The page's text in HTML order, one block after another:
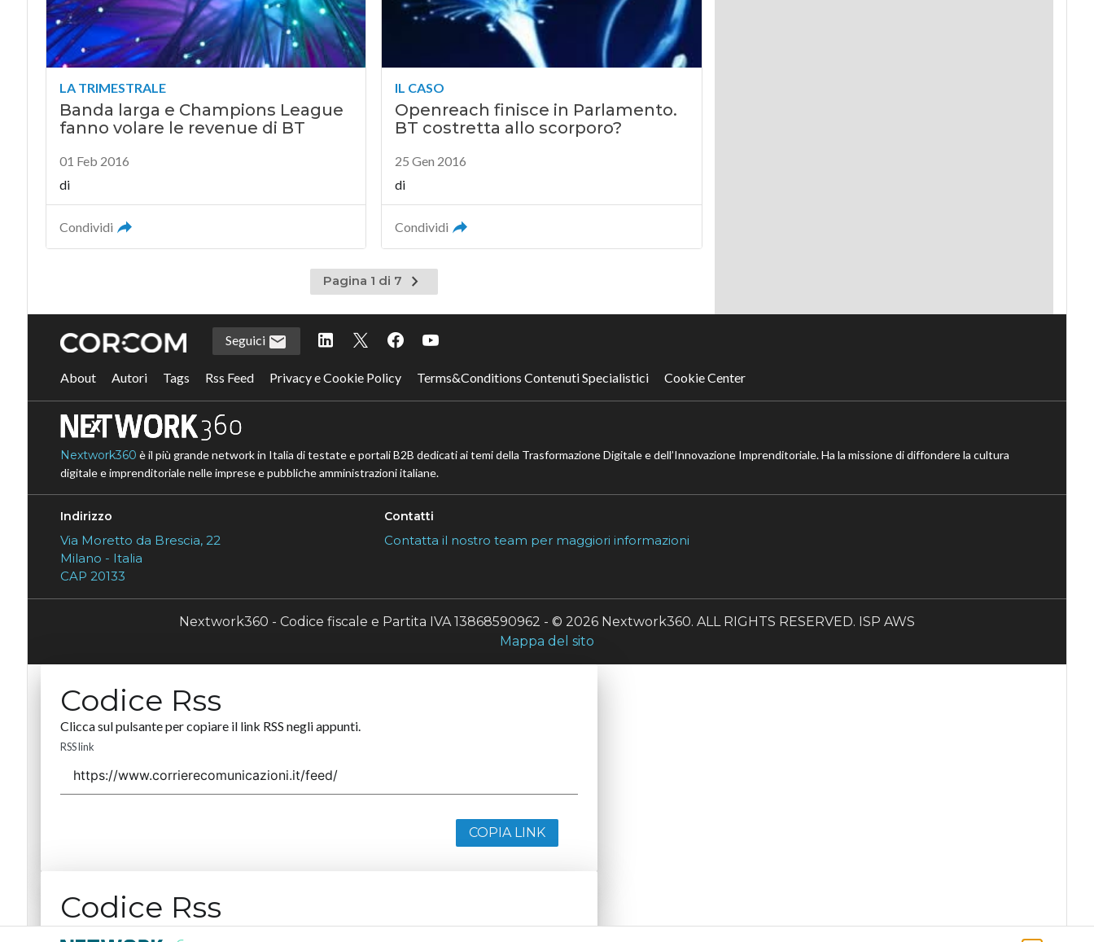
LA TRIMESTRALE
Banda larga e Champions League
fanno volare le revenue di BT
01 Feb 2016
di
Condividi
IL CASO
Openreach finisce in Parlamento.
BT costretta allo scorporo?
25 Gen 2016
di
Condividi
Pagina 1 di 7
Pagina
successiva
Seguici
About Autori Tags Rss Feed Privacy e Cookie Policy Terms&Conditions Contenuti Specialistici Cookie Center
Nextwork360 è il più grande network in Italia di testate e portali B2B dedicati ai temi della Trasformazione Digitale e dell’Innovazione Imprenditoriale. Ha la missione di diffondere la cultura
digitale e imprenditoriale nelle imprese e pubbliche amministrazioni italiane.
Indirizzo
Via Moretto da Brescia, 22
Milano - Italia
CAP 20133
Contatti
Contatta il nostro team per maggiori informazioni
Nextwork360 - Codice fiscale e Partita IVA 13868590962 - © 2026 Nextwork360. ALL RIGHTS RESERVED. ISP AWS
Mappa del sito
Codice Rss
Clicca sul pulsante per copiare il link RSS negli appunti.
RSS link
COPIA LINK
Codice Rss